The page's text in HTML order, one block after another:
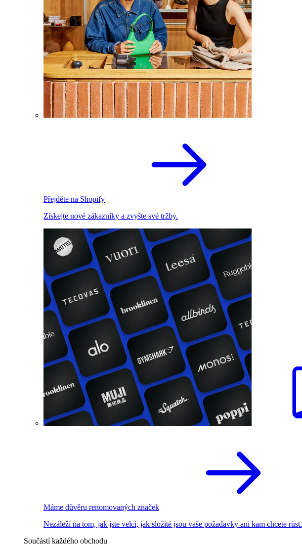
Přejděte na Shopify
Získejte nové zákazníky a zvyšte své tržby.
Máme důvěru renomovaných značek
Nezáleží na tom, jak jste velcí, jak složité jsou vaše požadavky ani kam chcete růst.
Součástí každého obchodu